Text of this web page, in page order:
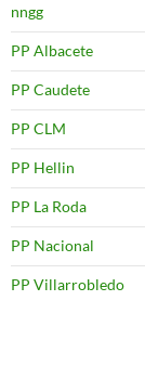
nngg
PP Albacete
PP Caudete
PP CLM
PP Hellin
PP La Roda
PP Nacional
PP Villarrobledo